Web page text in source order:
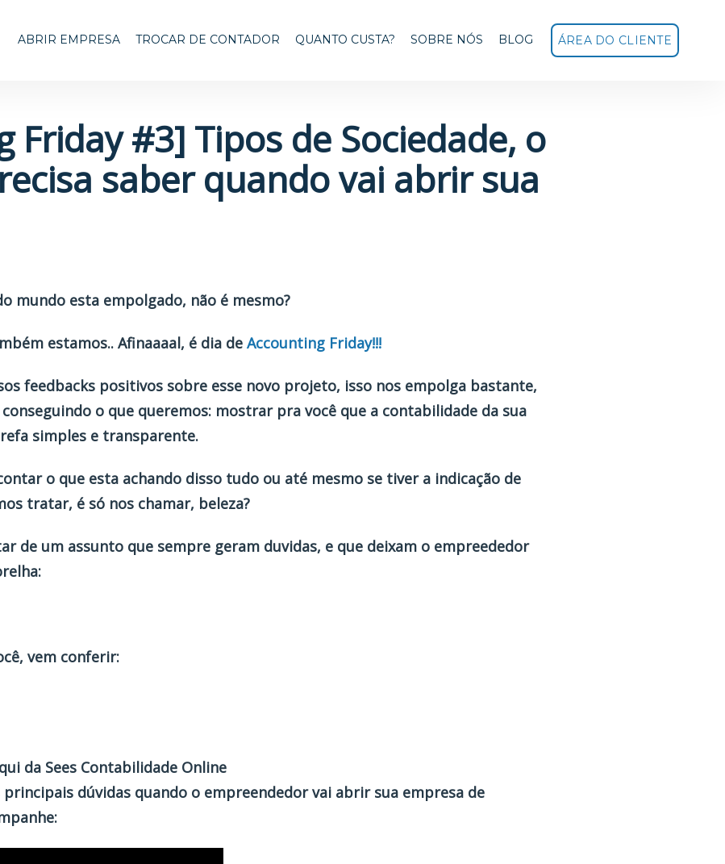
ABRIR EMPRESA TROCAR DE CONTADOR QUANTO CUSTA? SOBRE NÓS BLOG ÁREA DO CLIENTE
Friday #3] Tipos de Sociedade, o
saber quando vai abrir sua
mundo esta empolgado, não é mesmo?
estamos.. Afinaaaal, é dia de Accounting Friday!!!
feedbacks positivos sobre esse novo projeto, isso nos empolga bastante,
o que queremos: mostrar pra você que a contabilidade da sua
simples e transparente.
o que esta achando disso tudo ou até mesmo se tiver a indicação de
tratar, é só nos chamar, beleza?
de um assunto que sempre geram duvidas, e que deixam o empreededor
vem conferir:
da Sees Contabilidade Online
dúvidas quando o empreendedor vai abrir sua empresa de